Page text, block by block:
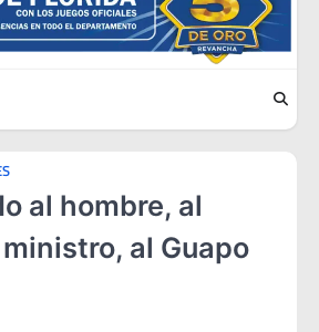
al hombre, al
al Guapo